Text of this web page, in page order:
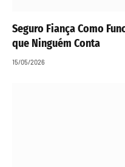
Seguro Fiança Como
que Ninguém Conta
15/05/2026